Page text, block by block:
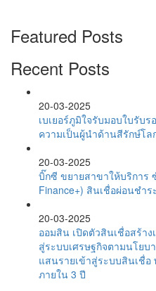
Featured Posts
Recent Posts
20-03-2025
เบเยอร์ภูมิใจรับมอบใบรับ
ความเป็นผู้นำด้านสีรักษ์โล
20-03-2025
บิ๊กซี ขยายสาขาให้บริการ
Finance+) สินเชื่อผ่อนชำ
20-03-2025
ออมสิน เปิดตัวสินเชื่อสร้าง
สู่ระบบเศรษฐกิจตามนโยบ
แสนรายเข้าสู่ระบบสินเชื่อ
ภายใน 3 ปี